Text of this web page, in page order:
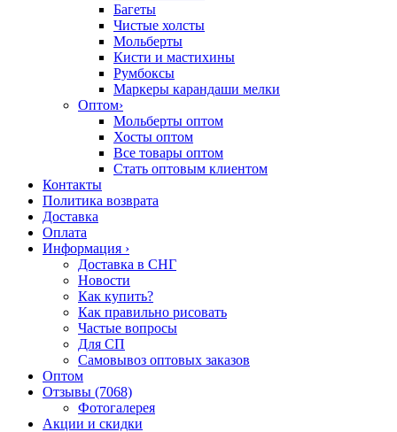
Багеты
Чистые холсты
Мольберты
Кисти и мастихины
Румбоксы
Маркеры карандаши мелки
Оптом›
Мольберты оптом
Хосты оптом
Все товары оптом
Стать оптовым клиентом
Контакты
Политика возврата
Доставка
Оплата
Информация ›
Доставка в СНГ
Новости
Как купить?
Как правильно рисовать
Частые вопросы
Для СП
Самовывоз оптовых заказов
Оптом
Отзывы (7068)
Фотогалерея
Акции и скидки